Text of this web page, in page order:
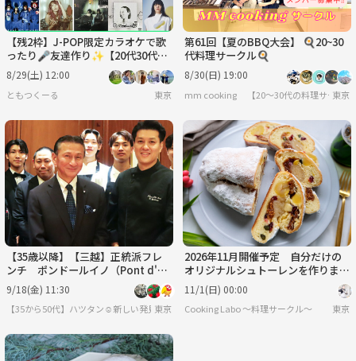
【残2枠】J-POP限定カラオケで歌
ったり🎤友達作り✨️【20代30代限
定】【新規大歓迎🐤】
8/29(土) 12:00
ともつくーる 東京
第61回【夏のBBQ大会】 🍳20~30
代料理サークル🍳
8/30(日) 19:00
mm cooking 【20～30代の料理サークル
東京
【35歳以降】【三越】正統派フレ
ンチ ポンドールイノ（Pont d'Or
Inno）で至極のランチ会【女性主
催】
9/18(金) 11:30
【35から50代】ハツタン☺️新しい発見探索コミュ
東京
2026年11月開催予定 自分だけの
オリジナルシュトーレンを作りまし
ょう！
11/1(日) 00:00
Cooking Labo ～料理サークル～ 東京